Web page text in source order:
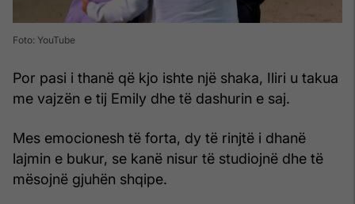
Foto: YouTube
Por pasi i thanë që kjo ishte një shaka, Iliri u takua
me vajzën e tij Emily dhe të dashurin e saj.
Mes emocionesh të forta, dy të rinjtë i dhanë
lajmin e bukur, se kanë nisur të studiojnë dhe të
mësojnë gjuhën shqipe.